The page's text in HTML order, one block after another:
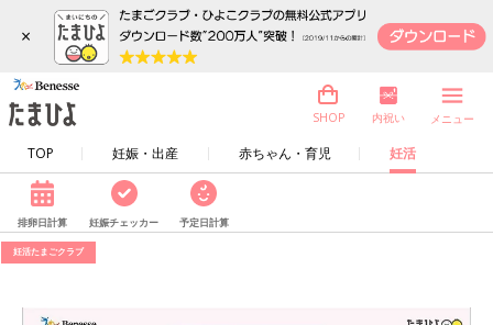
×
TOP 妊娠・出産 赤ちゃん・育児 妊活
SHOP 内祝い メニュー
排卵日計算 妊娠チェッカー 予定日計算
妊活たまごクラブ